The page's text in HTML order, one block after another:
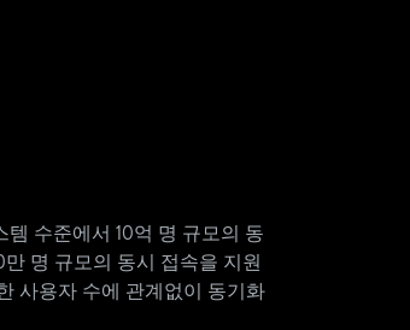
수준에서 10억 명 규모의 동
명 규모의 동시 접속을 지원
사용자 수에 관계없이 동기화